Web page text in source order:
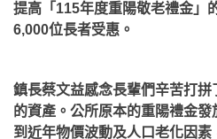
提高「115年度重陽敬老禮金」
6,000位長者受惠。
鎮長蔡文益感念長輩們辛苦打
的資產。公所原本的重陽禮金
到近年物價波動及人口老化因